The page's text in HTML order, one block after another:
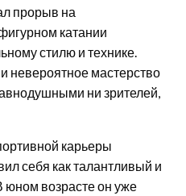
прорыв на
катании
стилю и технике.
невероятное мастерство
ни зрителей,
карьеры
себя как талантливый и
юном возрасте он уже